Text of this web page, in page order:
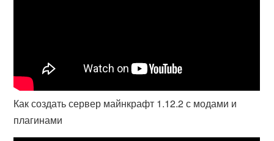
Как создать сервер майнкрафт 1.12.2 с модами и
плагинами